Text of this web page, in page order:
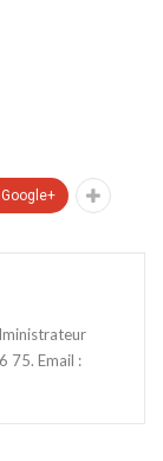
Google+
75. Email :